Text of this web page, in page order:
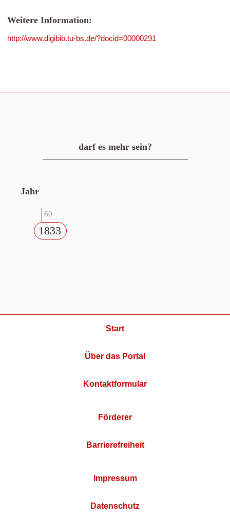
Weitere Information:
http://www.digibib.tu-bs.de/?docid=00000291
darf es mehr sein?
Jahr
60
1833
Start
Über das Portal
Kontaktformular
Förderer
Barrierefreiheit
Impressum
Datenschutz